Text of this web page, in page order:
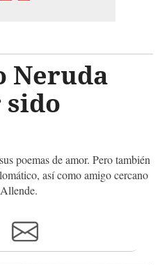
Neruda
sido
poemas de amor. Pero también
así como amigo cercano